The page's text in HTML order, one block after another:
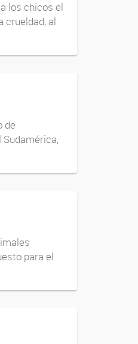
los chicos el
crueldad, al
de
para el